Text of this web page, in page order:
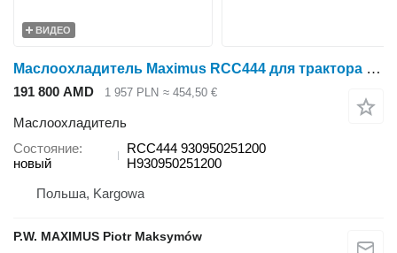
ВИДЕО
Маслоохладитель Maximus RCC444 для трактора колесного Fendt FAVORIT 916 VARIO FAVORIT 920 VARIO FAVORIT 924 VARIO FAVORIT 926 VARIO 930 VARIO TMS
191 800 AMD 1 957 PLN ≈ 454,50 €
Маслоохладитель
Состояние
новый
RCC444 930950251200
H930950251200
Польша, Kargowa
P.W. MAXIMUS Piotr Maksymów